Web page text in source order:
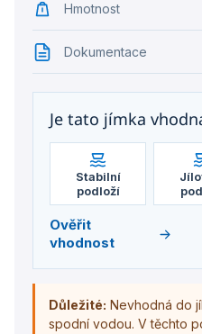
Hmotnost
Dokumentace
Je tato jímka
Stabilní
podloží
Ověřit
vhodnost
Důležité: Nevhodná do
spodní vodou. V těchto